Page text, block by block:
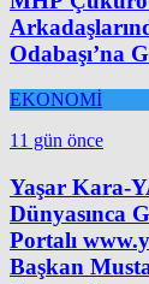
Odabaşı’na
EKONOMİ
11 gün önce
Yaşar Kara-
Dünyasınca
Portalı
Başkan